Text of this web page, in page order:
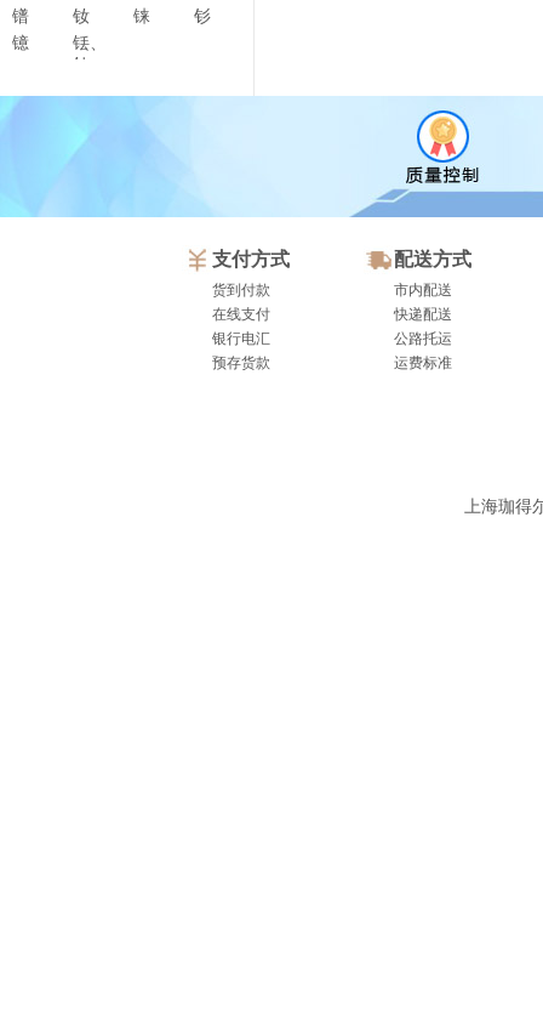
镨
钕 铼
钐
镱
铥、
钆、
支付方式
货到付款
在线支付
银行电汇
预存货款
配送方式
市内配送
快递配送
公路托运
运费标准
上海珈得